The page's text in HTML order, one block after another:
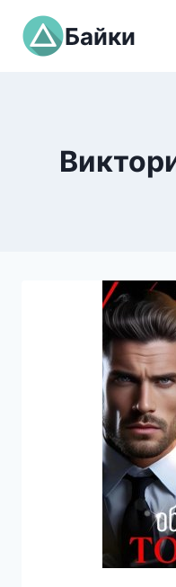
Перейти
содержимому
Байки